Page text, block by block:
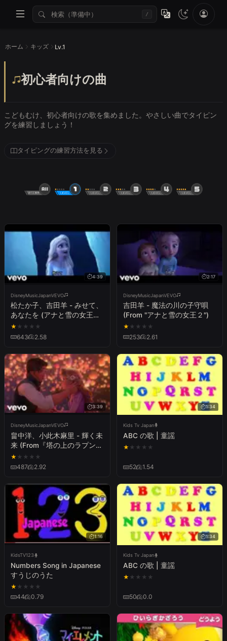
/
ホーム キッズ Lv.1
初心者向けの曲
こどもむけ、初心者向けの歌を集めました。やさしい曲でタイピン
グを練習しましょう！
タイピングの練習方法を見る
4:39
DisneyMusicJapanVEVO
松たか子、吉田羊 - みせて、
あなたを (アナと雪の女王２
／MVフルバージョン)
★ ★ ★ ★ ★
643 2.58
2:17
DisneyMusicJapanVEVO
吉田羊 - 魔法の川の子守唄
(From "アナと雪の女王２")
★ ★ ★ ★ ★
253 2.61
3:39
DisneyMusicJapanVEVO
畠中洋、小此木麻里 - 輝く未
来 (From『塔の上のラプンツ
ェル』)
★ ★ ★ ★ ★
487 2.92
1:34
Kids Tv Japan
ABC の歌 | 童謡
★ ★ ★ ★ ★
52 1.54
1:16
KidsTV123
Numbers Song in Japanese
すうじのうた
★ ★ ★ ★ ★
44 0.79
1:34
Kids Tv Japan
ABC の歌 | 童謡
★ ★ ★ ★ ★
50 0.0